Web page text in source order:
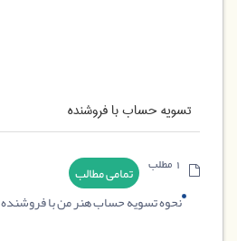
تسویه حساب با فروشنده
1 مطلب
تمامی مطالب
نحوه تسویه حساب هنر من با فروشنده